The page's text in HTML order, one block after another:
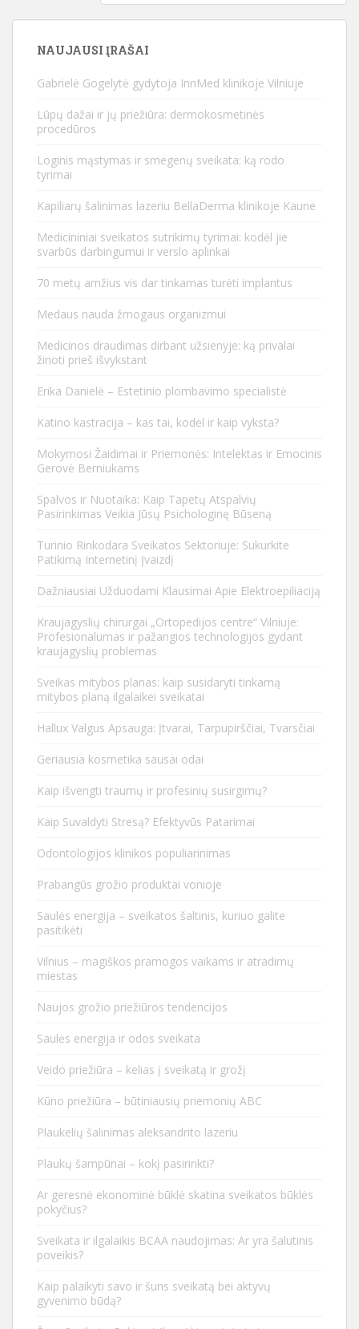
NAUJAUSI ĮRAŠAI
Gabrielė Gogelytė gydytoja InnMed klinikoje Vilniuje
Lūpų dažai ir jų priežiūra: dermokosmetinės
procedūros
Loginis mąstymas ir smegenų sveikata: ką rodo
tyrimai
Kapiliarų šalinimas lazeriu BellaDerma klinikoje Kaune
Medicininiai sveikatos sutrikimų tyrimai: kodėl jie
svarbūs darbingumui ir verslo aplinkai
70 metų amžius vis dar tinkamas turėti implantus
Medaus nauda žmogaus organizmui
Medicinos draudimas dirbant užsienyje: ką privalai
žinoti prieš išvykstant
Erika Danielė – Estetinio plombavimo specialistė
Katino kastracija – kas tai, kodėl ir kaip vyksta?
Mokymosi Žaidimai ir Priemonės: Intelektas ir Emocinis
Gerovė Berniukams
Spalvos ir Nuotaika: Kaip Tapetų Atspalvių
Pasirinkimas Veikia Jūsų Psichologinę Būseną
Turinio Rinkodara Sveikatos Sektoriuje: Sukurkite
Patikimą Internetinį Įvaizdį
Dažniausiai Užduodami Klausimai Apie Elektroepiliaciją
Kraujagyslių chirurgai „Ortopedijos centre“ Vilniuje:
Profesionalumas ir pažangios technologijos gydant
kraujagyslių problemas
Sveikas mitybos planas: kaip susidaryti tinkamą
mitybos planą ilgalaikei sveikatai
Hallux Valgus Apsauga: Įtvarai, Tarpupirščiai, Tvarsčiai
Geriausia kosmetika sausai odai
Kaip išvengti traumų ir profesinių susirgimų?
Kaip Suvaldyti Stresą? Efektyvūs Patarimai
Odontologijos klinikos populiarinimas
Prabangūs grožio produktai vonioje
Saulės energija – sveikatos šaltinis, kuriuo galite
pasitikėti
Vilnius – magiškos pramogos vaikams ir atradimų
miestas
Naujos grožio priežiūros tendencijos
Saulės energija ir odos sveikata
Veido priežiūra – kelias į sveikatą ir grožį
Kūno priežiūra – būtiniausių priemonių ABC
Plaukelių šalinimas aleksandrito lazeriu
Plaukų šampūnai – kokį pasirinkti?
Ar geresnė ekonominė būklė skatina sveikatos būklės
pokyčius?
Sveikata ir ilgalaikis BCAA naudojimas: Ar yra šalutinis
poveikis?
Kaip palaikyti savo ir šuns sveikatą bei aktyvų
gyvenimo būdą?